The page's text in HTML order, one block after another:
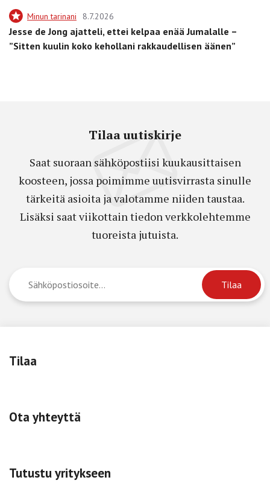
Minun tarinani 8.7.2026
Jesse de Jong ajatteli, ettei kelpaa enää Jumalalle –
”Sitten kuulin koko kehollani rakkaudellisen äänen”
Tilaa uutiskirje
Saat suoraan sähköpostiisi kuukausittaisen
koosteen, jossa poimimme uutisvirrasta sinulle
tärkeitä asioita ja valotamme niiden taustaa.
Lisäksi saat viikottain tiedon verkkolehtemme
tuoreista jutuista.
Tilaa
Ota yhteyttä
Tutustu yritykseen